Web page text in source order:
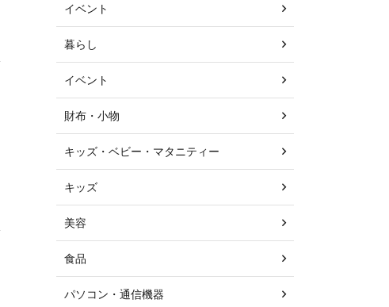
イベント
暮らし
イベント
財布・小物
キッズ・ベビー・マタニティー
キッズ
美容
食品
パソコン・通信機器